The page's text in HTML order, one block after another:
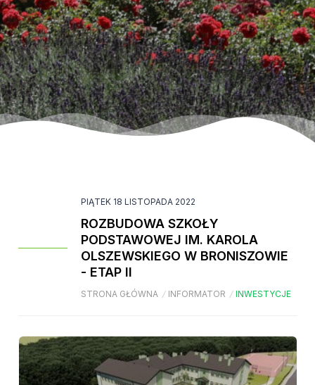
PIĄTEK 18 LISTOPADA 2022
ROZBUDOWA SZKOŁY
PODSTAWOWEJ IM. KAROLA
OLSZEWSKIEGO W BRONISZOWIE
- ETAP II
STRONA GŁÓWNA / INFORMATOR / INWESTYCJE